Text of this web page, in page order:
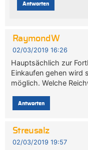
Antworten
RaymondW
02/03/2019 16:26
Hauptsächlich zur
Einkaufen gehen wird
möglich. Welche
Antworten
Streusalz
02/03/2019 19:57